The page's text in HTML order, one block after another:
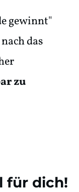
gewinnt"
das
zu
für dich!